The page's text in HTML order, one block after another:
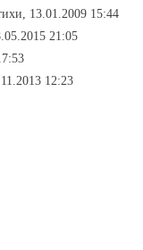
13.01.2009 15:44
21:05
12:23